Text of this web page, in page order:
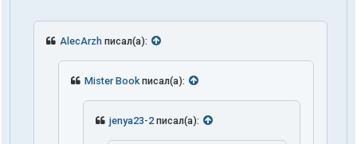
AlecArzh писал(а):
Mister Book писал(а):
jenya23-2 писал(а):